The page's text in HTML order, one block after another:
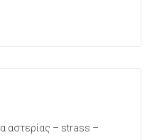
αστερίας – strass –